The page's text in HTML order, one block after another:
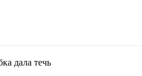
дала течь